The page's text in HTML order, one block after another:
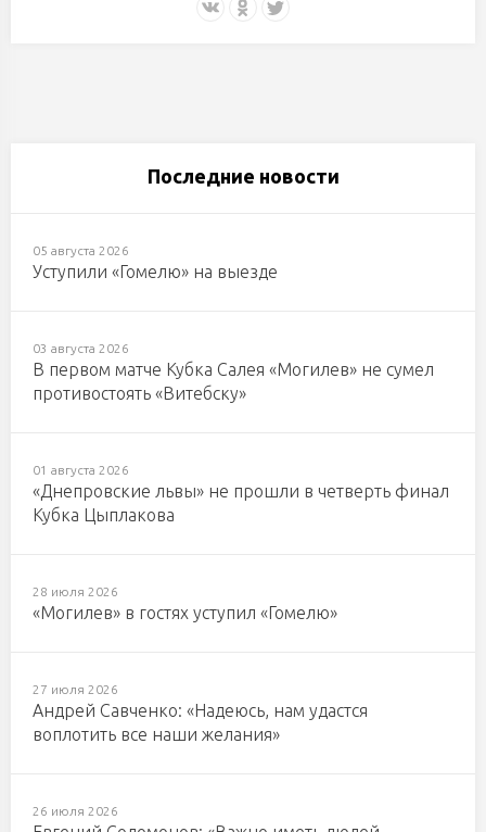
Последние новости
05 августа 2026
Уступили «Гомелю» на выезде
03 августа 2026
В первом матче Кубка Салея «Могилев» не сумел
противостоять «Витебску»
01 августа 2026
«Днепровские львы» не прошли в четверть финал
Кубка Цыплакова
28 июля 2026
«Могилев» в гостях уступил «Гомелю»
27 июля 2026
Андрей Савченко: «Надеюсь, нам удастся
воплотить все наши желания»
26 июля 2026